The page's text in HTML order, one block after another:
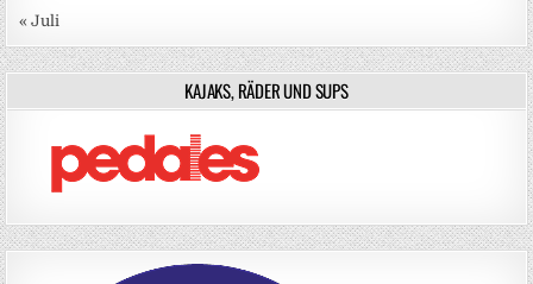
« Juli
KAJAKS, RÄDER UND SUPS